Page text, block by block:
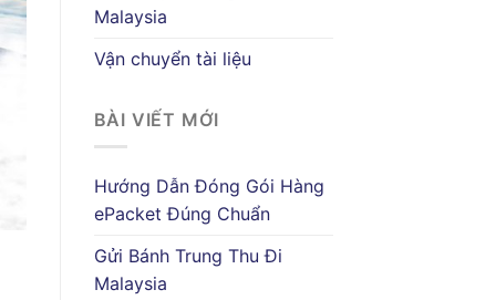
Malaysia
Vận chuyển tài liệu
BÀI VIẾT MỚI
Hướng Dẫn Đóng Gói Hàng
ePacket Đúng Chuẩn
Gửi Bánh Trung Thu Đi
Malaysia